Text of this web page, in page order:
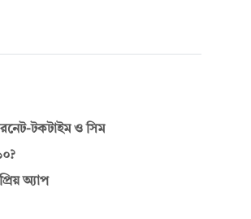
টকটাইম ও সিম
অ্যাপ